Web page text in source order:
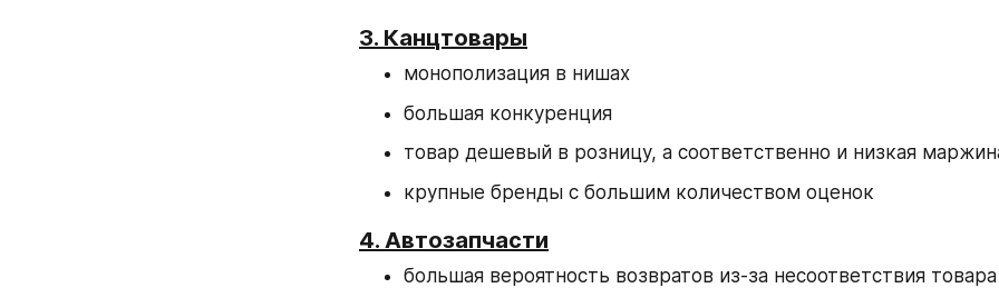
3. Канцтовары
монополизация в нишах
большая конкуренция
товар дешевый в розницу, а соответственно и низкая
крупные бренды с большим количеством оценок
4. Автозапчасти
большая вероятность возвратов из-за несоответствия